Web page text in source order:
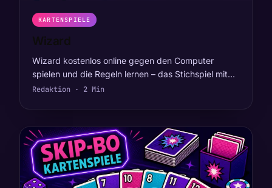
KARTENSPIELE
Wizard
Wizard kostenlos online gegen den Computer
spielen und die Regeln lernen – das Stichspiel mit…
Redaktion · 2 Min